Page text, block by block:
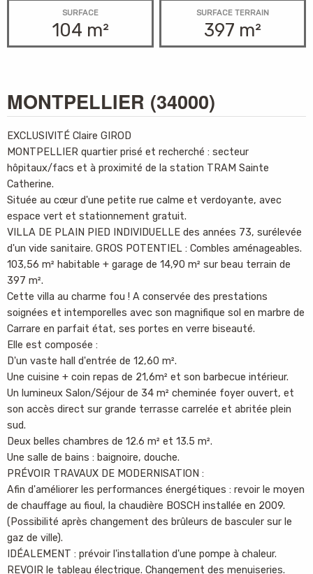
SURFACE
104 m²
SURFACE TERRAIN
397 m²
MONTPELLIER (34000)
EXCLUSIVITÉ Claire GIROD
MONTPELLIER quartier prisé et recherché : secteur
hôpitaux/facs et à proximité de la station TRAM Sainte
Catherine.
Située au cœur d'une petite rue calme et verdoyante, avec
espace vert et stationnement gratuit.
VILLA DE PLAIN PIED INDIVIDUELLE des années 73, surélevée
d'un vide sanitaire. GROS POTENTIEL : Combles aménageables.
103,56 m² habitable + garage de 14,90 m² sur beau terrain de
397 m².
Cette villa au charme fou ! A conservée des prestations
soignées et intemporelles avec son magnifique sol en marbre de
Carrare en parfait état, ses portes en verre biseauté.
Elle est composée :
D'un vaste hall d'entrée de 12,60 m².
Une cuisine + coin repas de 21,6m² et son barbecue intérieur.
Un lumineux Salon/Séjour de 34 m² cheminée foyer ouvert, et
son accès direct sur grande terrasse carrelée et abritée plein
sud.
Deux belles chambres de 12.6 m² et 13.5 m².
Une salle de bains : baignoire, douche.
PRÉVOIR TRAVAUX DE MODERNISATION :
Afin d'améliorer les performances énergétiques : revoir le moyen
de chauffage au fioul, la chaudière BOSCH installée en 2009.
(Possibilité après changement des brûleurs de basculer sur le
gaz de ville).
IDÉALEMENT : prévoir l'installation d'une pompe à chaleur.
REVOIR le tableau électrique. Changement des menuiseries.